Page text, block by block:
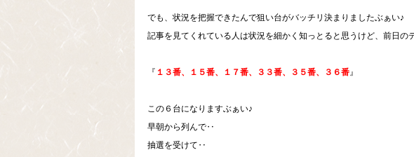
でも、状況を把握できたんで狙い台がバッチリ決まりましたぶぁい♪
記事を見てくれている人は状況を細かく知っとると思うけど、前日
『 １３番、１５番、１７番、３３番、３５番、３６番』
この６台になりますぶぁい♪
早朝から列んで‥
抽選を受けて‥